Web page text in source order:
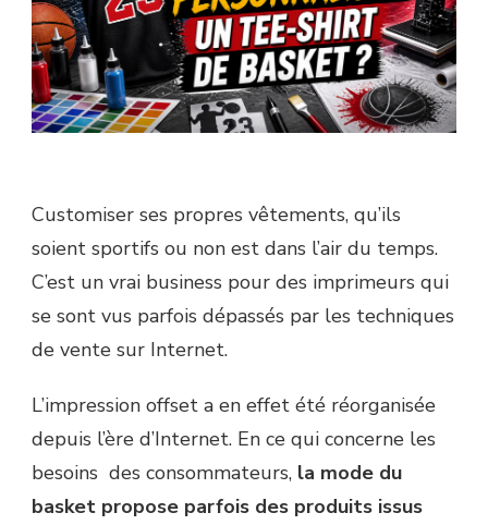
Customiser ses propres vêtements, qu’ils
soient sportifs ou non est dans l’air du temps.
C’est un vrai business pour des imprimeurs qui
se sont vus parfois dépassés par les techniques
de vente sur Internet.
L’impression offset a en effet été réorganisée
depuis l’ère d’Internet. En ce qui concerne les
besoins des consommateurs, la mode du
basket propose parfois des produits issus